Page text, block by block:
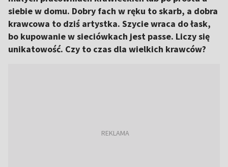
siebie w domu. Dobry fach w ręku to skarb, a dobra
krawcowa to dziś artystka. Szycie wraca do łask,
bo kupowanie w sieciówkach jest passe. Liczy się
unikatowość. Czy to czas dla wielkich krawców?